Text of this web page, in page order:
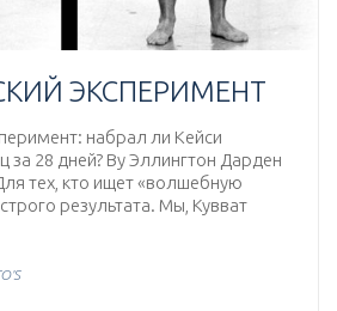
ЭКСПЕРИМЕНТ
набрал ли Кейси
за 28 дней? By Эллингтон Дарден
тех, кто ищет «волшебную
результата. Мы, Кувват